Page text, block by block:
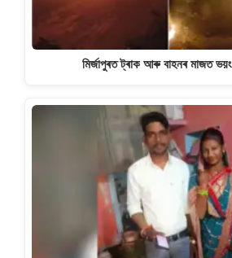
মিৰ্জাপুৰত ট্ৰাক আৰু বাহনৰ মাজত